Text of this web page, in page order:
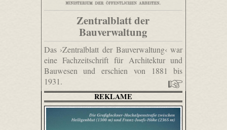
Zentralblatt der
Bauverwaltung
Das ›Zentralblatt der Bauverwaltung‹ war
eine Fachzeitschrift für Architektur und
Bauwesen und erschien von 1881 bis
1931.
REKLAME